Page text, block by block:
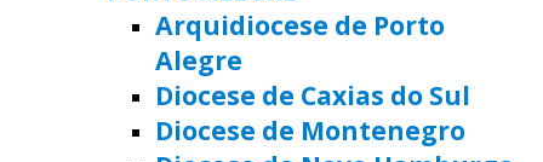
Arquidiocese de Porto
Alegre
Diocese de Caxias do Sul
Diocese de Montenegro